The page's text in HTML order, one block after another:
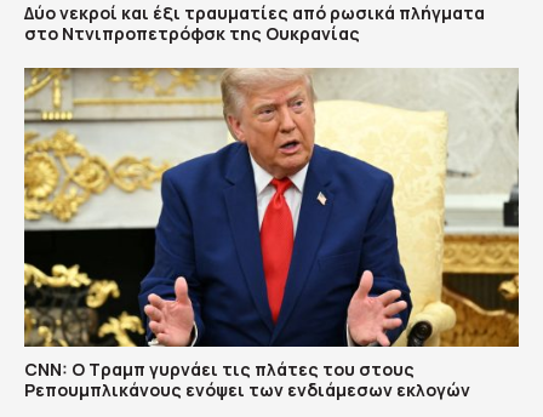
Δύο νεκροί και έξι τραυματίες από ρωσικά πλήγματα
στο Ντνιπροπετρόφσκ της Ουκρανίας
CNN: Ο Τραμπ γυρνάει τις πλάτες του στους
Ρεπουμπλικάνους ενόψει των ενδιάμεσων εκλογών